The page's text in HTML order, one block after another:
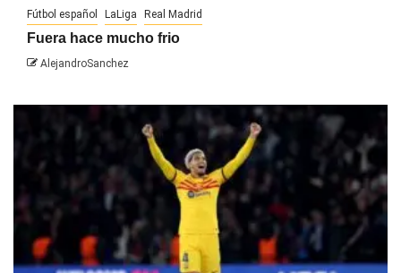
Fútbol español LaLiga Real Madrid
Fuera hace mucho frio
AlejandroSanchez